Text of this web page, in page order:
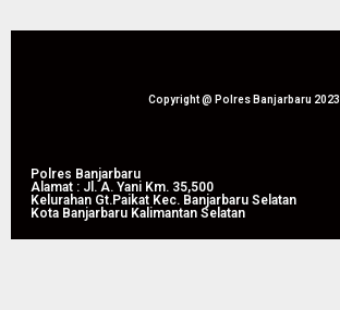
Copyright @ Polres Banjarbaru 2023
Polres Banjarbaru
Alamat : Jl. A. Yani Km. 35,500
Kelurahan Gt.Paikat Kec. Banjarbaru Selatan
Kota Banjarbaru Kalimantan Selatan